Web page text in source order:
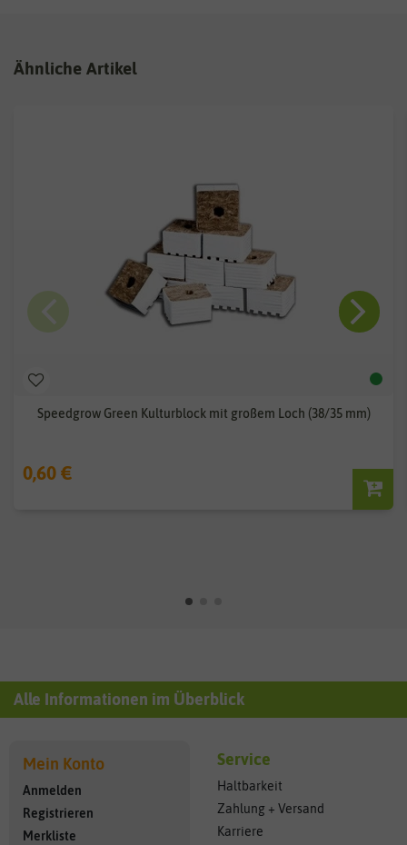
Ähnliche Artikel
Speedgrow Green Kulturblock mit großem Loch (38/35 mm)
0,60 €
Alle Informationen im Überblick
Mein Konto
Anmelden
Registrieren
Merkliste
Service
Haltbarkeit
Zahlung + Versand
Karriere